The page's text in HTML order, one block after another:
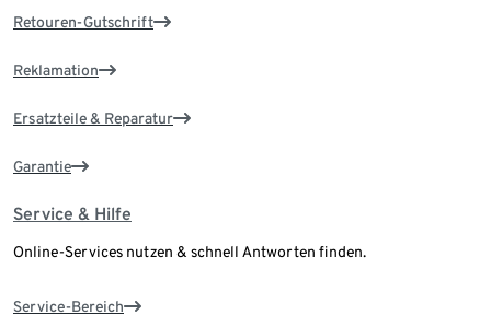
Retouren-Gutschrift
Reklamation
Ersatzteile & Reparatur
Garantie
Service & Hilfe
Online-Services nutzen & schnell Antworten finden.
Service-Bereich